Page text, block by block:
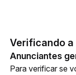
Verificando a
Anunciantes
Para verificar se